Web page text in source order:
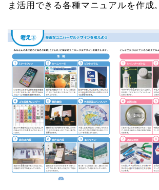
ま活用できる各種マニュアルを作成。